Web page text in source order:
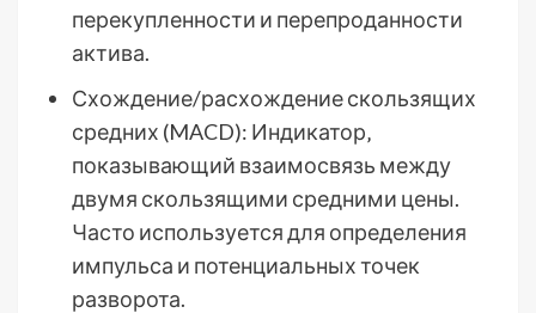
перекупленности и перепроданности
актива.
Схождение/расхождение скользящих
средних (MACD): Индикатор‚
показывающий взаимосвязь между
двумя скользящими средними цены.
Часто используется для определения
импульса и потенциальных точек
разворота.